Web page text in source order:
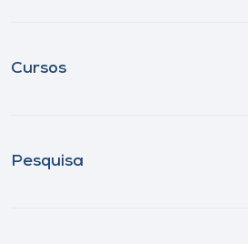
Cursos
Pesquisa